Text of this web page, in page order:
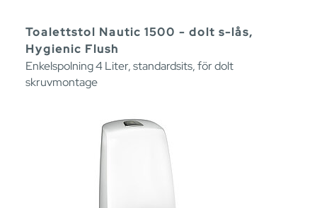
Toalettstol Nautic 1500 - dolt s-lås,
Hygienic Flush
Enkelspolning 4 Liter, standardsits, för dolt
skruvmontage